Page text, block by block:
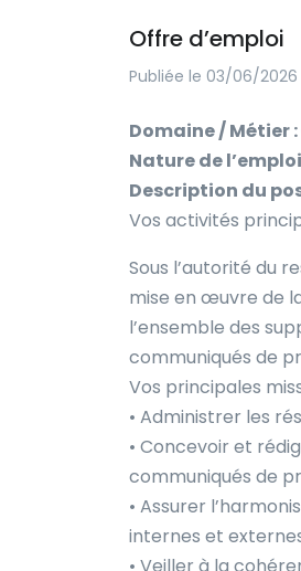
Offre d’emploi
Publiée le 03/06/2026
Domaine / Métier :
Nature de
Description du
Vos activités
Sous l’autorité du
mise en œuvre de
l’ensemble des
communiqués de
Vos principales
• Administrer les
• Concevoir et
communiqués de
• Assurer
internes et
• Veiller à la